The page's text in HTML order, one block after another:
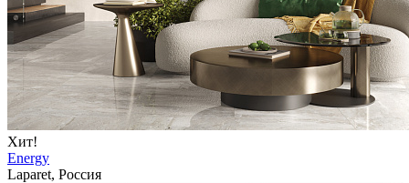
Хит!
Energy
Laparet, Россия